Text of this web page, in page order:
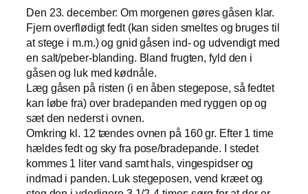
Den 23. december: Om morgenen gøres gåsen klar.
Fjern overflødigt fedt (kan siden smeltes og bruges til
at stege i m.m.) og gnid gåsen ind- og udvendigt med
en salt/peber-blanding. Bland frugten, fyld den i
gåsen og luk med kødnåle.
Læg gåsen på risten (i en åben stegepose, så fedtet
kan løbe fra) over bradepanden med ryggen op og
sæt den nederst i ovnen.
Omkring kl. 12 tændes ovnen på 160 gr. Efter 1 time
hældes fedt og sky fra pose/bradepande. I stedet
kommes 1 liter vand samt hals, vingespidser og
indmad i panden. Luk stegeposen, vend kræet og